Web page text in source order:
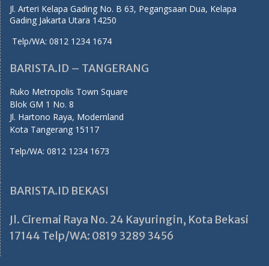
Jl. Arteri Kelapa Gading No. B 63, Pegangsaan Dua, Kelapa
Gading Jakarta Utara 14250
Telp/WA: 0812 1234 1674
BARISTA.ID – TANGERANG
Ruko Metropolis Town Square
Blok GM 1 No. 8
Jl. Hartono Raya, Modernland
Kota Tangerang 15117
Telp/WA: 0812 1234 1673
BARISTA.ID BEKASI
Jl. Ciremai Raya No. 24 Kayuringin, Kota Bekasi
17144 Telp/WA: 0819 3289 3456